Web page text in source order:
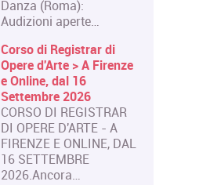
Danza (Roma):
Audizioni aperte…
Corso di Registrar di
Opere d'Arte > A Firenze
e Online, dal 16
Settembre 2026
CORSO DI REGISTRAR
DI OPERE D'ARTE - A
FIRENZE E ONLINE, DAL
16 SETTEMBRE
2026.Ancora…